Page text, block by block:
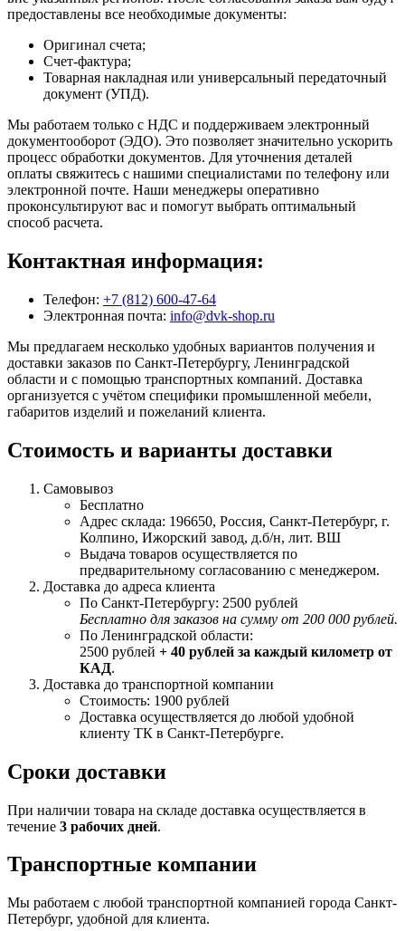
предоставлены все необходимые документы:
Оригинал счета;
Счет-фактура;
Товарная накладная или универсальный передаточный
документ (УПД).
Мы работаем только с НДС и поддерживаем электронный
документооборот (ЭДО). Это позволяет значительно ускорить
процесс обработки документов. Для уточнения деталей
оплаты свяжитесь с нашими специалистами по телефону или
электронной почте. Наши менеджеры оперативно
проконсультируют вас и помогут выбрать оптимальный
способ расчета.
Контактная информация:
Телефон: +7 (812) 600-47-64
Электронная почта: info@dvk-shop.ru
Мы предлагаем несколько удобных вариантов получения и
доставки заказов по Санкт-Петербургу, Ленинградской
области и с помощью транспортных компаний. Доставка
организуется с учётом специфики промышленной мебели,
габаритов изделий и пожеланий клиента.
Стоимость и варианты доставки
Самовывоз
Бесплатно
Адрес склада: 196650, Россия, Санкт-Петербург, г.
Колпино, Ижорский завод, д.б/н, лит. ВШ
Выдача товаров осуществляется по
предварительному согласованию с менеджером.
Доставка до адреса клиента
По Санкт-Петербургу: 2500 рублей
Бесплатно для заказов на сумму от 200 000 рублей.
По Ленинградской области:
2500 рублей + 40 рублей за каждый километр от
КАД.
Доставка до транспортной компании
Стоимость: 1900 рублей
Доставка осуществляется до любой удобной
клиенту ТК в Санкт-Петербурге.
Сроки доставки
При наличии товара на складе доставка осуществляется в
течение 3 рабочих дней.
Транспортные компании
Мы работаем с любой транспортной компанией города Санкт-
Петербург, удобной для клиента.